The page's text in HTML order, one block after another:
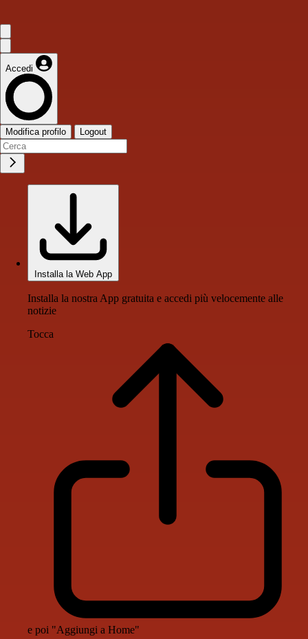
Accedi
Modifica profilo Logout
Installa la Web App
Installa la nostra App gratuita e accedi più velocemente alle
notizie
Tocca
e poi "Aggiungi a Home"